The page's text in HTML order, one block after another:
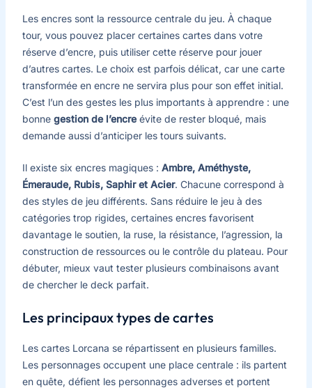
Les encres sont la ressource centrale du jeu. À chaque
tour, vous pouvez placer certaines cartes dans votre
réserve d’encre, puis utiliser cette réserve pour jouer
d’autres cartes. Le choix est parfois délicat, car une carte
transformée en encre ne servira plus pour son effet initial.
C’est l’un des gestes les plus importants à apprendre : une
bonne gestion de l’encreévite de rester bloqué, mais
demande aussi d’anticiper les tours suivants.
Il existe six encres magiques : Ambre, Améthyste,
Émeraude, Rubis, Saphir et Acier. Chacune correspond à
des styles de jeu différents. Sans réduire le jeu à des
catégories trop rigides, certaines encres favorisent
davantage le soutien, la ruse, la résistance, l’agression, la
construction de ressources ou le contrôle du plateau. Pour
débuter, mieux vaut tester plusieurs combinaisons avant
de chercher le deck parfait.
Les principaux types de cartes
Les cartes Lorcana se répartissent en plusieurs familles.
Les personnages occupent une place centrale : ils partent
en quête, défient les personnages adverses et portent